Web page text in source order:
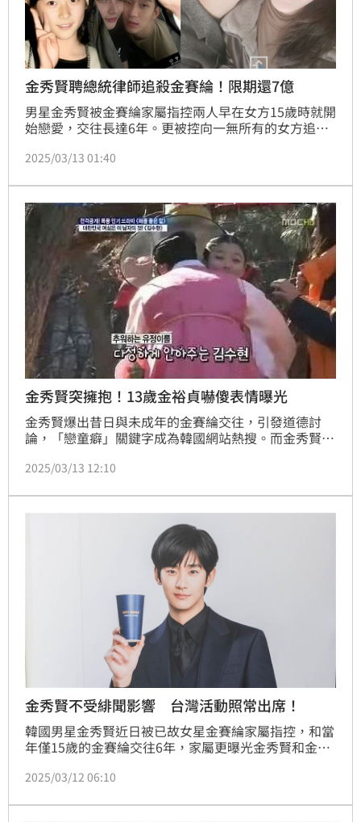
金秀賢聘總統律師追殺金賽綸！限期還7億
男星金秀賢被金賽綸家屬指控兩人早在女方15歲時就開
始戀愛，交往長達6年。更被控向一無所有的女方追債
豎研究所》12日再曝光，金秀賢經紀公司Gold
理人，向金賽綸發送存證信函，要約在1年內償還所有
賠償金。該律師事務所正是現任韓國總統尹錫悅的彈劾
案律師團隊。
2025/03/13 01:40
​金秀賢突擁抱！13歲金裕貞嚇傻表情曝光
​金秀賢爆出昔日與未成年的金賽綸交往，引發道德討
論，「戀童癖」關鍵字成為韓國網站熱搜。而金秀賢過
然衝上前擁抱金裕貞，把小女孩嚇了一大跳，畫面再度
2025/03/13 12:10
金秀賢不受緋聞影響 台灣活動照常出席！
韓國男星金秀賢近日被已故女星金賽綸家屬指控，和當
年僅15歲的金賽綸交往6年，家屬更曝光金秀賢和金賽
但7-ELEVEN仍宣布最新一波聯名活動，金秀賢躍上鮮
活動仍會正常出席。（賴俊佑）
2025/03/12 06:10